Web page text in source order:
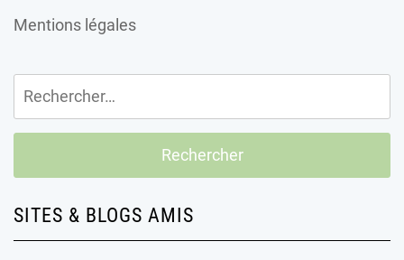
Mentions légales
Rechercher :
SITES & BLOGS AMIS